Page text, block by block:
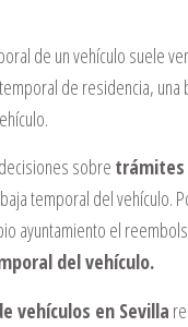
de un vehículo suele
de residencia,
sobre trámites
temporal del
ayuntamiento el
del vehículo.
vehículos en Sevilla